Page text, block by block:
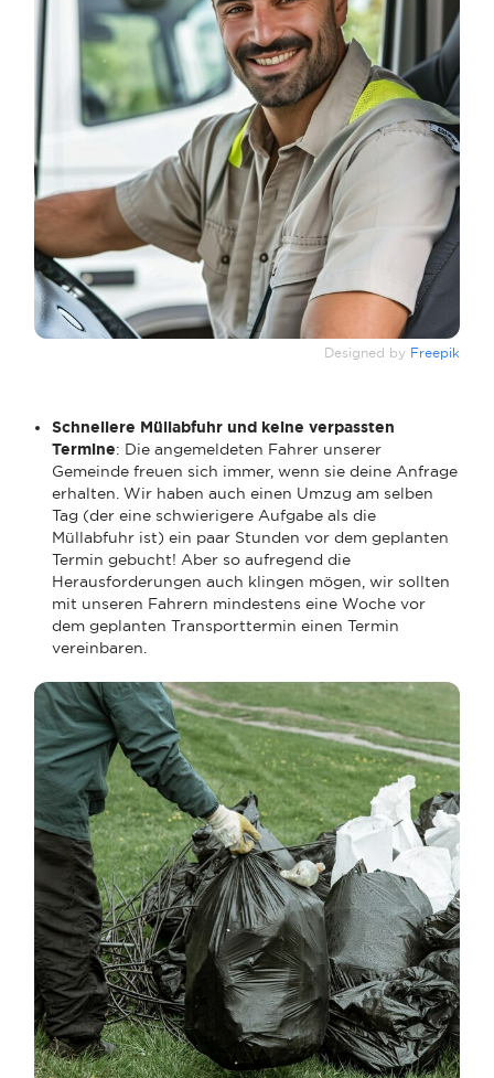
Designed by Freepik
Schnellere Müllabfuhr und keine verpassten
Termine: Die angemeldeten Fahrer unserer
Gemeinde freuen sich immer, wenn sie deine Anfrage
erhalten. Wir haben auch einen Umzug am selben
Tag (der eine schwierigere Aufgabe als die
Müllabfuhr ist) ein paar Stunden vor dem geplanten
Termin gebucht! Aber so aufregend die
Herausforderungen auch klingen mögen, wir sollten
mit unseren Fahrern mindestens eine Woche vor
dem geplanten Transporttermin einen Termin
vereinbaren.